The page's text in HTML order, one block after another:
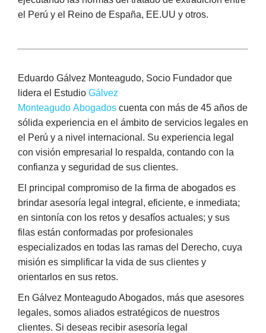
el Perú y el Reino de España, EE.UU y otros.
Eduardo Gálvez Monteagudo, Socio Fundador que
lidera el Estudio Gálvez
Monteagudo Abogados cuenta con más de 45 años de
sólida experiencia en el ámbito de servicios legales en
el Perú y a nivel internacional. Su experiencia legal
con visión empresarial lo respalda, contando con la
confianza y seguridad de sus clientes.
El principal compromiso de la firma de abogados es
brindar asesoría legal integral, eficiente, e inmediata;
en sintonía con los retos y desafíos actuales; y sus
filas están conformadas por profesionales
especializados en todas las ramas del Derecho, cuya
misión es simplificar la vida de sus clientes y
orientarlos en sus retos.
En Gálvez Monteagudo Abogados, más que asesores
legales, somos aliados estratégicos de nuestros
clientes. Si deseas recibir asesoría legal